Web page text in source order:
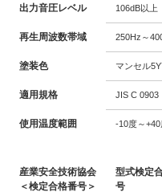
出力音圧レベル 106dB以上
再生周波数帯域 250Hz～
塗装色 マンセル
適用規格 JIS C
使用温度範囲 -10度～+40
産業安全技術協会
＜検定合格番号＞
型式検定
号